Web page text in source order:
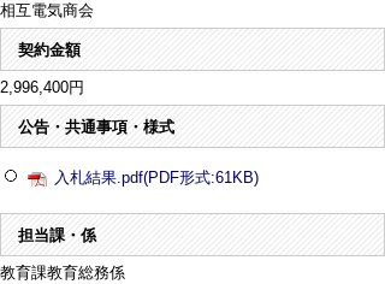
相互電気商会
契約金額
2,996,400円
公告・共通事項・様式
入札結果.pdf(PDF形式:61KB)
担当課・係
教育課教育総務係